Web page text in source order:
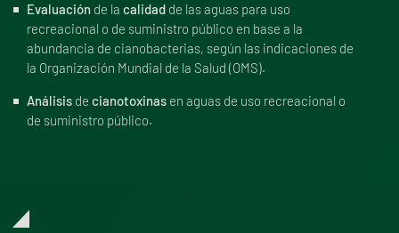
Evaluación de la calidad de las aguas para uso
recreacional o de suministro público en base a la
abundancia de cianobacterias, según las indicaciones de
la Organización Mundial de la Salud (OMS).
Análisis de cianotoxinas en aguas de uso recreacional o
de suministro público.